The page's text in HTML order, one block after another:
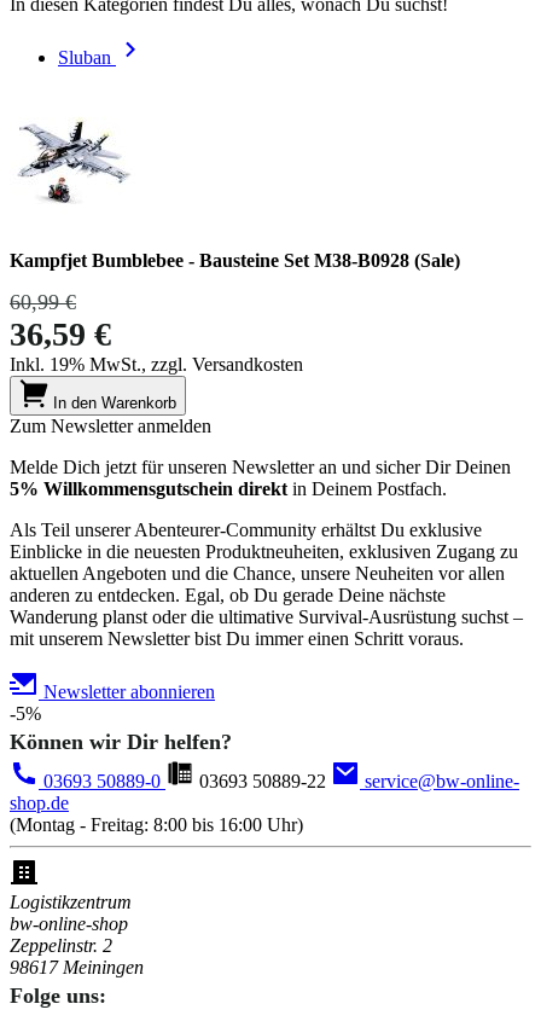
In diesen Kategorien findest Du alles, wonach Du suchst!
Sluban
Kampfjet Bumblebee - Bausteine Set M38-B0928 (Sale)
60,99 €
36,59 €
Inkl. 19% MwSt., zzgl. Versandkosten
In den Warenkorb
Zum Newsletter anmelden
Melde Dich jetzt für unseren Newsletter an und sicher Dir Deinen
5% Willkommensgutschein direkt in Deinem Postfach.
Als Teil unserer Abenteurer-Community erhältst Du exklusive
Einblicke in die neuesten Produktneuheiten, exklusiven Zugang zu
aktuellen Angeboten und die Chance, unsere Neuheiten vor allen
anderen zu entdecken. Egal, ob Du gerade Deine nächste
Wanderung planst oder die ultimative Survival-Ausrüstung suchst –
mit unserem Newsletter bist Du immer einen Schritt voraus.
Newsletter abonnieren
-5%
Können wir Dir helfen?
03693 50889-0 03693 50889-22
service@bw-online-
shop.de
(Montag - Freitag: 8:00 bis 16:00 Uhr)
Logistikzentrum
bw-online-shop
Zeppelinstr. 2
98617 Meiningen
Folge uns: